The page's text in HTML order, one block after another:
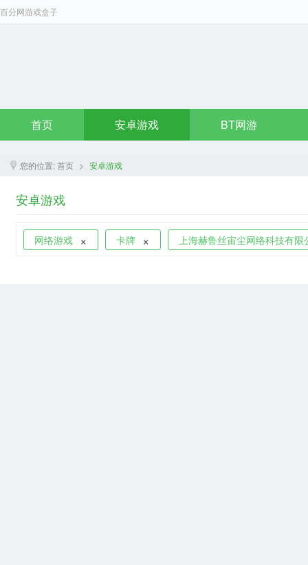
百分网游戏盒子
首页 安卓游戏 BT网游
您的位置:首页 > 安卓游戏
安卓游戏
网络游戏 × 卡牌 × 上海赫鲁丝宙尘网络科技有限